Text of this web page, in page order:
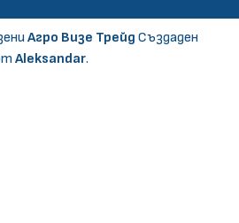
Агро Визе Трейд Създаден
Aleksandar.